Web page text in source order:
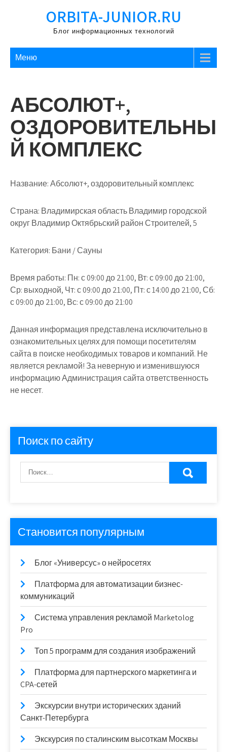
ORBITA-JUNIOR.RU
Блог информационных технологий
Меню
АБСОЛЮТ+,
ОЗДОРОВИТЕЛЬНЫ
Й КОМПЛЕКС
Название:Абсолют+, оздоровительный комплекс
Страна: Владимирская область Владимир городской
округ Владимир Октябрьский район Строителей, 5
Категория: Бани / Сауны
Время работы: Пн: с 09:00 до 21:00, Вт: с 09:00 до 21:00,
Ср: выходной, Чт: с 09:00 до 21:00, Пт: с 14:00 до 21:00, Сб:
с 09:00 до 21:00, Вс: с 09:00 до 21:00
Данная информация представлена исключительно в
ознакомительных целях для помощи посетителям
сайта в поиске необходимых товаров и компаний. Не
является рекламой! За неверную и изменившуюся
информацию Администрация сайта ответственность
не несет.
Поиск по сайту
Становится популярным
Блог «Универсус» о нейросетях
Платформа для автоматизации бизнес-
коммуникаций
Система управления рекламой Marketolog
Pro
Топ 5 программ для создания изображений
Платформа для партнерского маркетинга и
CPA-сетей
Экскурсии внутри исторических зданий
Санкт-Петербурга
Экскурсия по сталинским высоткам Москвы